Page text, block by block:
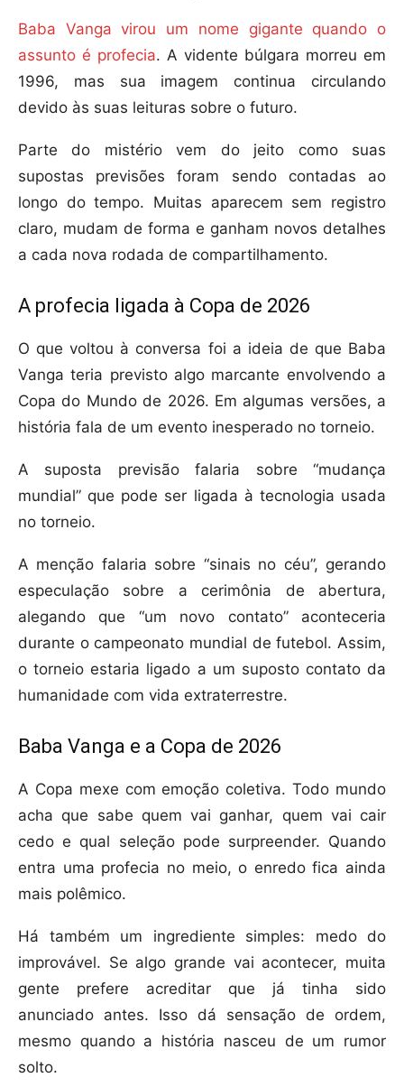
Baba Vanga virou um nome gigante quando o
assunto é profecia. A vidente búlgara morreu em
1996, mas sua imagem continua circulando
devido às suas leituras sobre o futuro.
Parte do mistério vem do jeito como suas
supostas previsões foram sendo contadas ao
longo do tempo. Muitas aparecem sem registro
claro, mudam de forma e ganham novos detalhes
a cada nova rodada de compartilhamento.
A profecia ligada à Copa de 2026
O que voltou à conversa foi a ideia de que Baba
Vanga teria previsto algo marcante envolvendo a
Copa do Mundo de 2026. Em algumas versões, a
história fala de um evento inesperado no torneio.
A suposta previsão falaria sobre “mudança
mundial” que pode ser ligada à tecnologia usada
no torneio.
A menção falaria sobre “sinais no céu”, gerando
especulação sobre a cerimônia de abertura,
alegando que “um novo contato” aconteceria
durante o campeonato mundial de futebol. Assim,
o torneio estaria ligado a um suposto contato da
humanidade com vida extraterrestre.
Baba Vanga e a Copa de 2026
A Copa mexe com emoção coletiva. Todo mundo
acha que sabe quem vai ganhar, quem vai cair
cedo e qual seleção pode surpreender. Quando
entra uma profecia no meio, o enredo fica ainda
mais polêmico.
Há também um ingrediente simples: medo do
improvável. Se algo grande vai acontecer, muita
gente prefere acreditar que já tinha sido
anunciado antes. Isso dá sensação de ordem,
mesmo quando a história nasceu de um rumor
solto.